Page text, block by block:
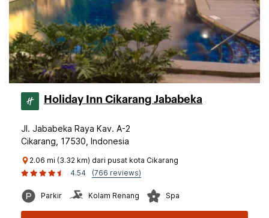
Holiday Inn Cikarang Jababeka
Jl. Jababeka Raya Kav. A-2
Cikarang, 17530, Indonesia
2.06 mi (3.32 km) dari pusat kota Cikarang
4.54
(766 reviews)
Parkir Kolam Renang Spa